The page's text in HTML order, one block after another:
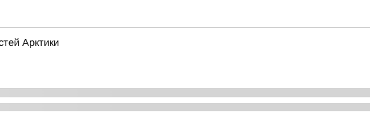
Арктики